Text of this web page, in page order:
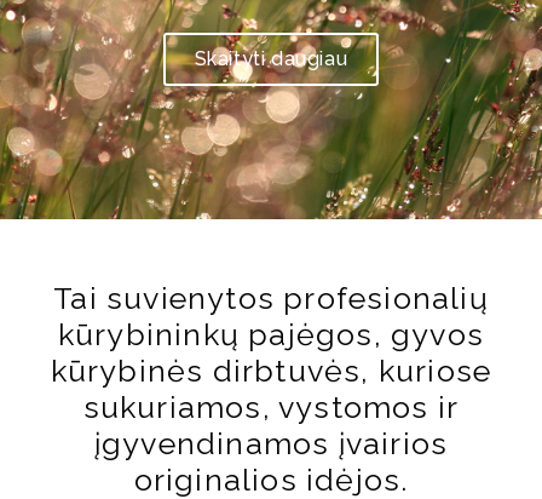
Skaityti daugiau
Tai suvienytos profesionalių
kūrybininkų pajėgos, gyvos
kūrybinės dirbtuvės, kuriose
sukuriamos, vystomos ir
įgyvendinamos įvairios
originalios idėjos.